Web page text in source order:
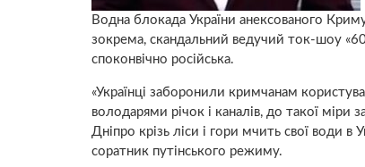
Водна блокада України анексованого
зокрема, скандальний ведучий ток-шоу
споконвічно російська.
«Українці заборонили кримчанам
володарями річок і каналів, до такої
Дніпро крізь ліси і гори мчить свої води в
соратник путінського режиму.